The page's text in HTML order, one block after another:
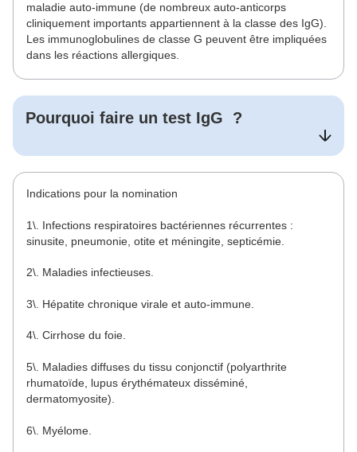
maladie auto-immune (de nombreux auto-anticorps
cliniquement importants appartiennent à la classe des IgG).
Les immunoglobulines de classe G peuvent être impliquées
dans les réactions allergiques.
Pourquoi faire un test IgG ?
Indications pour la nomination
1\. Infections respiratoires bactériennes récurrentes :
sinusite, pneumonie, otite et méningite, septicémie.
2\. Maladies infectieuses.
3\. Hépatite chronique virale et auto-immune.
4\. Cirrhose du foie.
5\. Maladies diffuses du tissu conjonctif (polyarthrite
rhumatoïde, lupus érythémateux disséminé,
dermatomyosite).
6\. Myélome.